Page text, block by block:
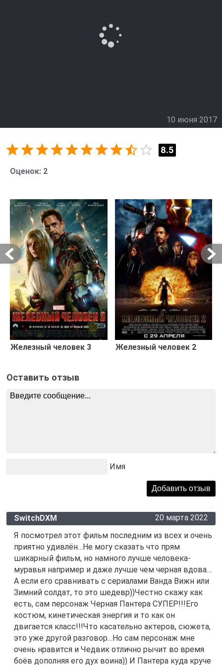
10 июня 2017
8.5
Оценок: 2
Железный человек 3 Железный человек 2
Оставить отзыв
Имя
SwitchDXM
20 марта 2022
Я посмотрел этот фильм последним из всех и очень
приятно удивлён…Не могу сказать что прям
шикарный фильм, но намного лучше человека-
муравья например и даже лучше чем черная вдова…
А если его сравнивать с сериалами Ванда Вижн или
Зимний солдат, то это шедевр))Честно скажу как
есть, сам персонаж Черная Пантера СУПЕР!!!Его
костюм, кинетическая энергия и то как он
двигается класс!!!Что касательно актеров, сюжета,
это уже другой разговор…Но сам персонаж мне
очень нравится и Чедвик отлично рычит во время
боёв дополняя его дух воина)) И Пантера куда круче